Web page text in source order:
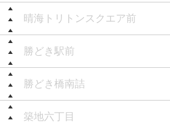
晴海トリトンスクエア前
勝どき駅前
勝どき橋南詰
築地六丁目